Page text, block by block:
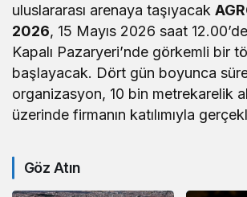
uluslararası arenaya taşıyacak
2026, 15 Mayıs 2026 saat
Kapalı Pazaryeri’nde görkemli bir
başlayacak. Dört gün boyunca
organizasyon, 10 bin metrekarelik
üzerinde firmanın katılımıyla
Göz Atın